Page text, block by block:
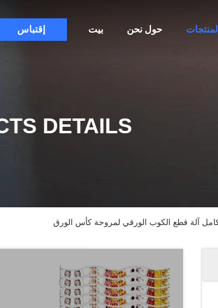
بيت حول نحن المنتجات إقتباس
DETAILS